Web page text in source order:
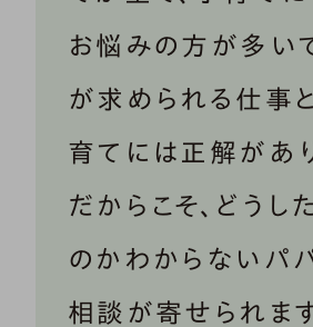
お悩みの方が多い
が求められる仕事
育てには正解があ
だからこそ、どうし
のかわからないパ
相談が寄せられます